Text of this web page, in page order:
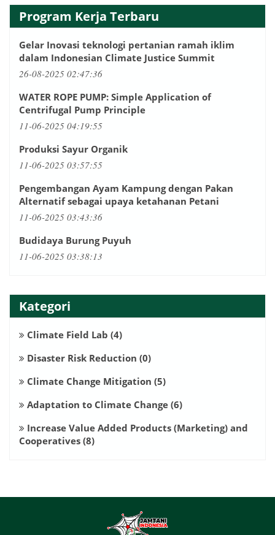
Program Kerja Terbaru
Gelar Inovasi teknologi pertanian ramah iklim
dalam Indonesian Climate Justice Summit
26-08-2025 02:47:36
WATER ROPE PUMP: Simple Application of
Centrifugal Pump Principle
11-06-2025 04:19:55
Produksi Sayur Organik
11-06-2025 03:57:55
Pengembangan Ayam Kampung dengan Pakan
Alternatif sebagai upaya ketahanan Petani
11-06-2025 03:43:36
Budidaya Burung Puyuh
11-06-2025 03:38:13
Kategori
Climate Field Lab (4)
Disaster Risk Reduction (0)
Climate Change Mitigation (5)
Adaptation to Climate Change (6)
Increase Value Added Products (Marketing) and
Cooperatives (8)